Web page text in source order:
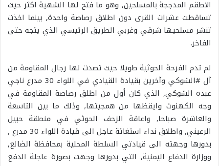
الاطقم المدججة بالمسلحين, وهو ما فتح لها الشهية اكثر حيث
تساقطت عشرات القرى دون اطلاق رصاصة واحدة, بينما اخذت
تنشر مسلحيها شرقي وغربي الطريق الرئيسي الذي يتجه حتى
الفاخر.
لم تدم الفرحة الحوثية طويلا حيث تصدت لها رجال المقاومة من
آل #الشوكي وآخرين بقيادة القيادي في اللواء 30 مدرع ناجي
عبده الشوكي, الذي كان أول من اطلق رصاصة المقاومة في
وجه الكهنوت وايقظها من همجيتها, وذلك ما بين التاسعة
والعاشرة صباحا, واعاقة الزحف الحوثي في منطقة حبيل
الرعيني, واطلاق نداء استغاثة عاجل الى قيادة اللواء 30 مدرع ,
بدورها وجهته الى قيادتي السلطة المحلية بمحافظة الضالع,
ووزارة الدفاع اليمنية, التي بدورها وجهت بصورة عاجلة الدفع